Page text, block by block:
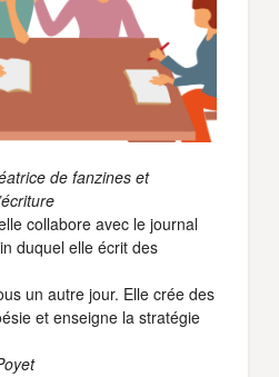
de fanzines et
collabore avec le journal
duquel elle écrit des
un autre jour. Elle crée des
et enseigne la stratégie